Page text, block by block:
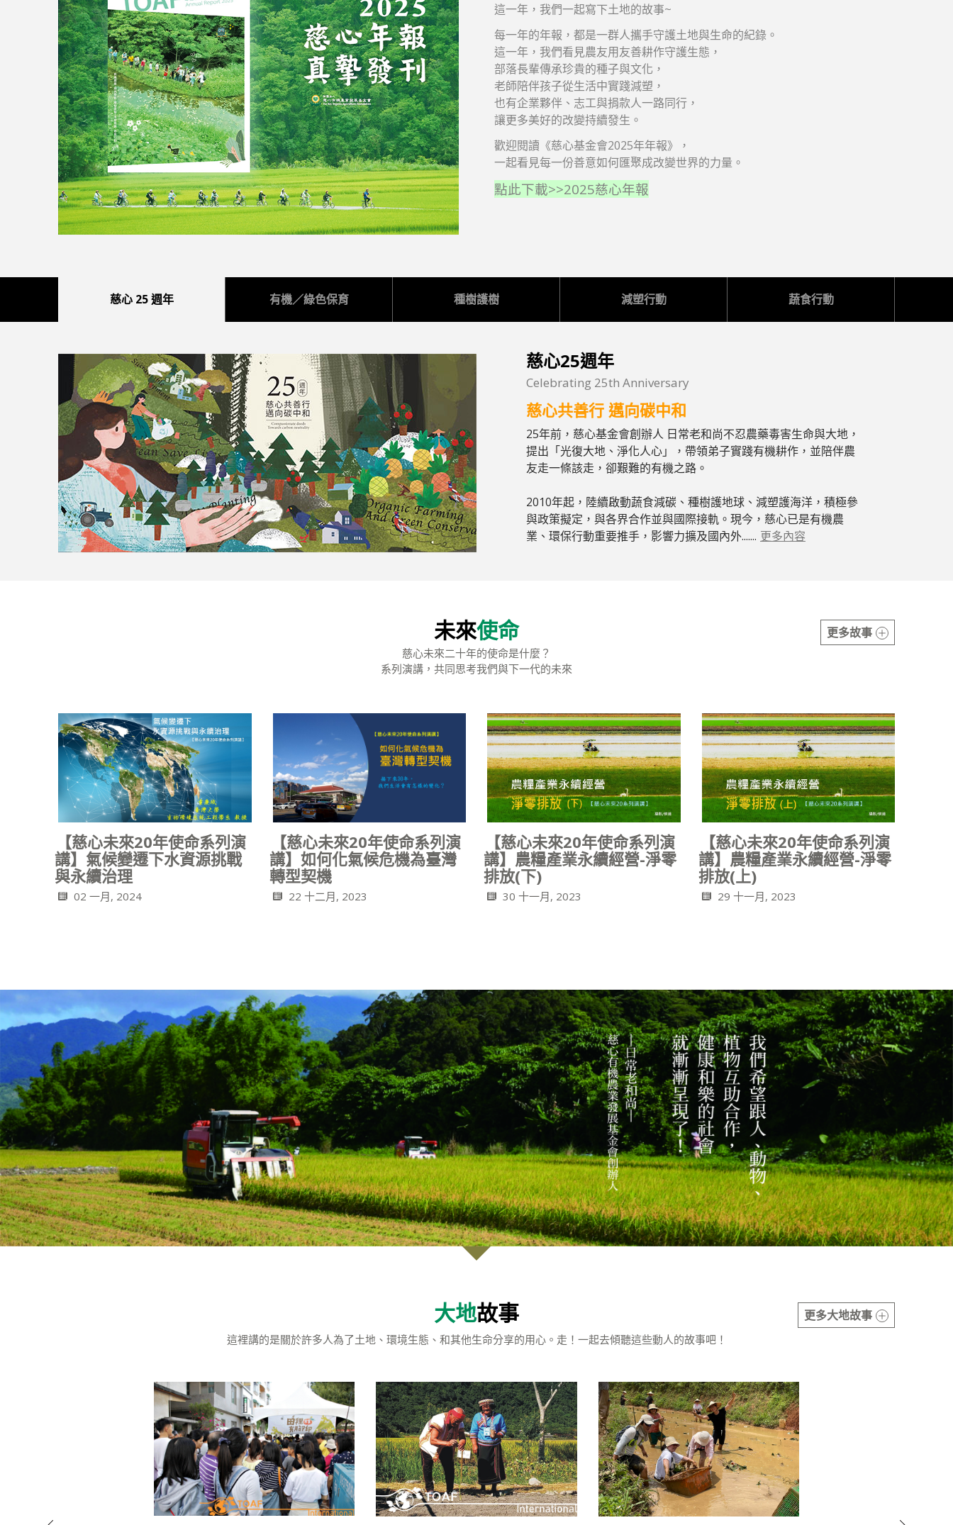
這一年，我們一起寫下土地的故事~
每一年的年報，都是一群人攜手守護土地與生命的紀錄。
這一年，我們看見農友用友善耕作守護生態，
部落長輩傳承珍貴的種子與文化，
老師陪伴孩子從生活中實踐減塑，
也有企業夥伴、志工與捐款人一路同行，
讓更多美好的改變持續發生。
歡迎閱讀《慈心基金會2025年年報》，
一起看見每一份善意如何匯聚成改變世界的力量。
點此下載>>2025慈心年報
慈心 25 週年 有機／綠色保育 種樹護樹 減塑行動 蔬食行動
慈心25週年
Celebrating 25th Anniversary
慈心共善行 邁向碳中和
25年前，慈心基金會創辦人 日常老和尚不忍農藥毒害生命與大地，
提出「光復大地、淨化人心」，帶領弟子實踐有機耕作，並陪伴農
友走一條該走，卻艱難的有機之路。
2010年起，陸續啟動蔬食減碳、種樹護地球、減塑護海洋，積極參
與政策擬定，與各界合作並與國際接軌。現今，慈心已是有機農
業、環保行動重要推手，影響力擴及國內外....... 更多內容
未來使命 更多故事
慈心未來二十年的使命是什麼？
系列演講，共同思考我們與下一代的未來
【慈心未來20年使命系列演
講】氣候變遷下水資源挑戰
與永續治理
02 一月, 2024
【慈心未來20年使命系列演
講】如何化氣候危機為臺灣
轉型契機
22 十二月, 2023
【慈心未來20年使命系列演
講】農糧產業永續經營-淨零
排放(下)
30 十一月, 2023
【慈心未來20年使命系列演
講】農糧產業永續經營-淨零
排放(上)
29 十一月, 2023
大地故事 更多大地故事
這裡講的是關於許多人為了土地、環境生態、和其他生命分享的用心。走！一起去傾聽這些動人的故事吧！